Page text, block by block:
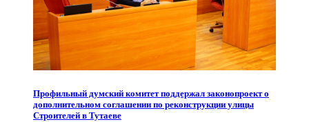
Профильный думский комитет поддержал законопроект о
дополнительном соглашении по реконструкции улицы
Строителей в Тутаеве